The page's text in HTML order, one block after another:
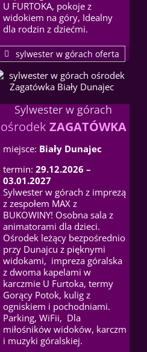
U FURTOKA, pokoje z
widokiem na góry, Idealny
dla rodzin z dziećmi.
sylwester w górach oferta
Sylwester w górach
ośrodekZAGATÓWKA
miejsce: Biały Dunajec
termin: 29.12.2026 –
03.01.2027
Sylwester w górach z imprezą
z zespołem MAX z
BUKOWINY! Osobna sala z
animatorami dla dzieci.
Ośrodek leżący bezpośrednio
przy Dunajcu z pięknymi
widokami, impreza góralska
z dwoma kapelami w
karczmie U Furtoka, termy
Gorący Potok, kulig z
ogniskiem i pochodniami.
Parking, WiFii, Dla
miłośników widoków, karczm
i muzyki góralskiej.